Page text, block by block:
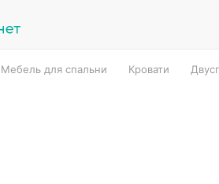
Мебель для спальни Кровати